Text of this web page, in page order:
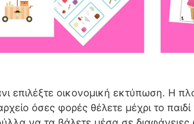
επιλέξτε οικονομική εκτύπωση. Η
όσες φορές θέλετε μέχρι το